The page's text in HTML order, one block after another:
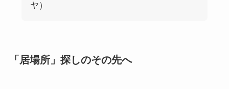
ヤ）
「居場所」探しのその先へ